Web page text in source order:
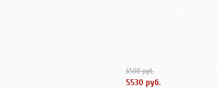
6500 руб.
5530 руб.